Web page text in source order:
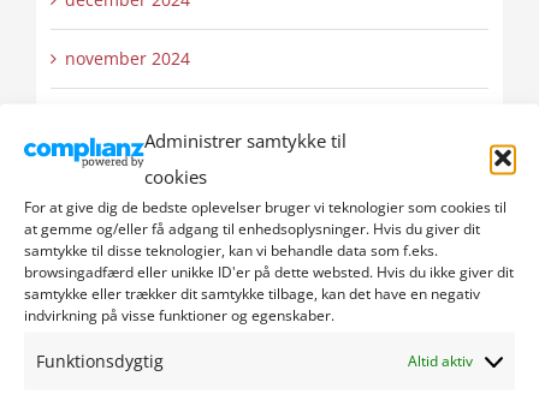
Administrer samtykke til
cookies
For at give dig de bedste oplevelser bruger vi teknologier som cookies til
at gemme og/eller få adgang til enhedsoplysninger. Hvis du giver dit
samtykke til disse teknologier, kan vi behandle data som f.eks.
browsingadfærd eller unikke ID'er på dette websted. Hvis du ikke giver dit
samtykke eller trækker dit samtykke tilbage, kan det have en negativ
indvirkning på visse funktioner og egenskaber.
Funktionsdygtig Altid aktiv
november 2024
september 2024
august 2024
juli 2024
juni 2024